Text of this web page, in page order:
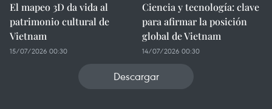
El mapeo 3D da vida al
patrimonio cultural de
Vietnam
15/07/2026 00:30
Ciencia y tecnología: clave
para afirmar la posición
global de Vietnam
14/07/2026 00:30
Descargar